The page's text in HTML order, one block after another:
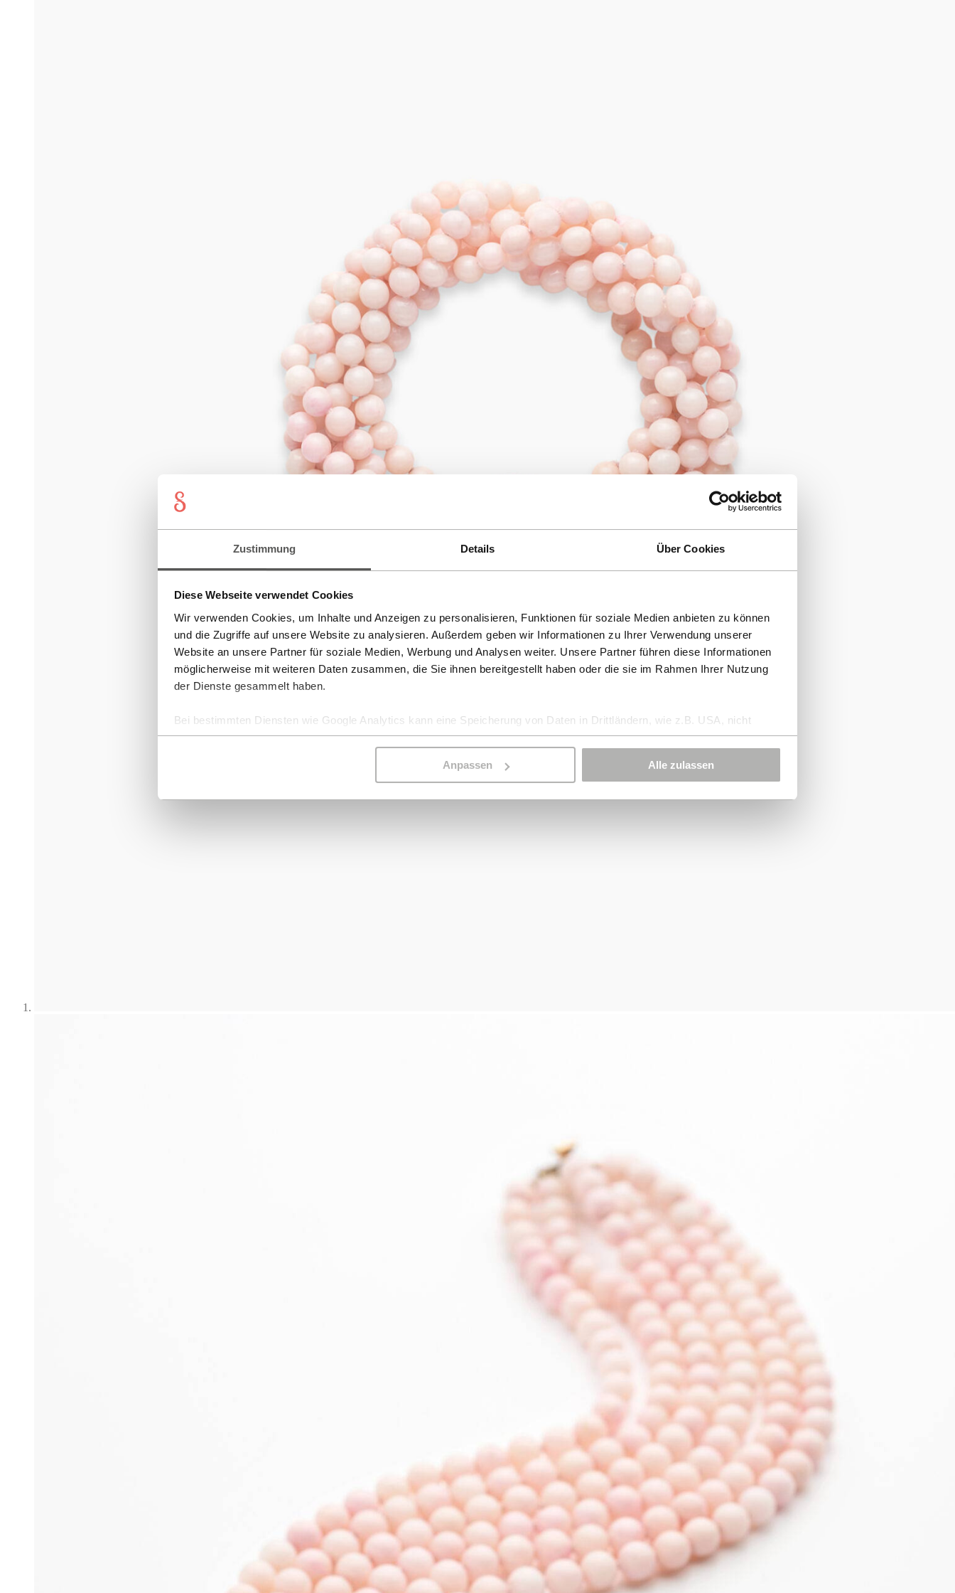
Zustimmung Details Über Cookies
Diese Webseite verwendet Cookies
Wir verwenden Cookies, um Inhalte und Anzeigen zu personalisieren, Funktionen für soziale Medien anbieten zu können
und die Zugriffe auf unsere Website zu analysieren. Außerdem geben wir Informationen zu Ihrer Verwendung unserer
Website an unsere Partner für soziale Medien, Werbung und Analysen weiter. Unsere Partner führen diese Informationen
möglicherweise mit weiteren Daten zusammen, die Sie ihnen bereitgestellt haben oder die sie im Rahmen Ihrer Nutzung
der Dienste gesammelt haben.
Bei bestimmten Diensten wie Google Analytics kann eine Speicherung von Daten in Drittländern, wie z.B. USA, nicht
ausgeschlossen werden.
Anpassen Alle zulassen